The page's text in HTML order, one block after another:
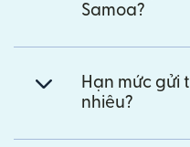
Samoa?
Hạn mức gửi
nhiêu?